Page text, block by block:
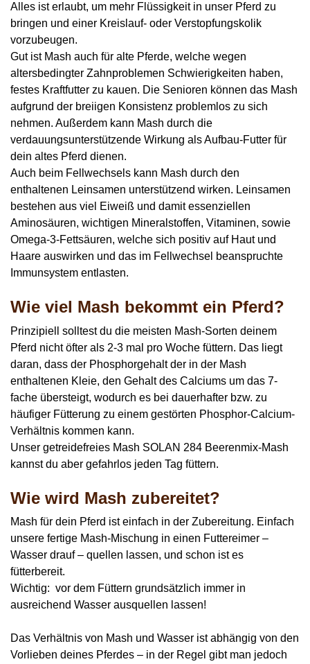
Alles ist erlaubt, um mehr Flüssigkeit in unser Pferd zu
bringen und einer Kreislauf- oder Verstopfungskolik
vorzubeugen.
Gut ist Mash auch für alte Pferde, welche wegen
altersbedingter Zahnproblemen Schwierigkeiten haben,
festes Kraftfutter zu kauen. Die Senioren können das Mash
aufgrund der breiigen Konsistenz problemlos zu sich
nehmen. Außerdem kann Mash durch die
verdauungsunterstützende Wirkung als Aufbau-Futter für
dein altes Pferd dienen.
Auch beim Fellwechsels kann Mash durch den
enthaltenen Leinsamen unterstützend wirken. Leinsamen
bestehen aus viel Eiweiß und damit essenziellen
Aminosäuren, wichtigen Mineralstoffen, Vitaminen, sowie
Omega-3-Fettsäuren, welche sich positiv auf Haut und
Haare auswirken und das im Fellwechsel beanspruchte
Immunsystem entlasten.
Wie viel Mash bekommt ein Pferd?
Prinzipiell solltest du die meisten Mash-Sorten deinem
Pferd nicht öfter als 2-3 mal pro Woche füttern. Das liegt
daran, dass der Phosphorgehalt der in der Mash
enthaltenen Kleie, den Gehalt des Calciums um das 7-
fache übersteigt, wodurch es bei dauerhafter bzw. zu
häufiger Fütterung zu einem gestörten Phosphor-Calcium-
Verhältnis kommen kann.
Unser getreidefreies Mash SOLAN 284 Beerenmix-Mash
kannst du aber gefahrlos jeden Tag füttern.
Wie wird Mash zubereitet?
Mash für dein Pferd ist einfach in der Zubereitung. Einfach
unsere fertige Mash-Mischung in einen Futtereimer –
Wasser drauf – quellen lassen, und schon ist es
fütterbereit.
Wichtig: vor dem Füttern grundsätzlich immer in
ausreichend Wasser ausquellen lassen!
Das Verhältnis von Mash und Wasser ist abhängig von den
Vorlieben deines Pferdes – in der Regel gibt man jedoch